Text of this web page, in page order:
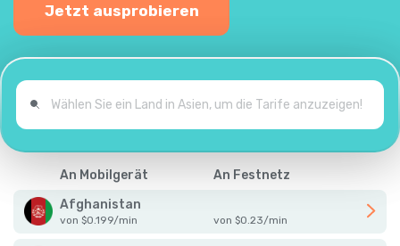
Jetzt ausprobieren
An Mobilgerät
An Festnetz
Afghanistan
von $0.199/min von $0.23/min